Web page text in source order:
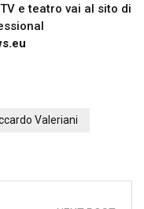
e teatro vai al sito di
Valeriani